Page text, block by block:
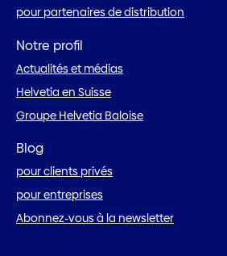
pour partenaires de distribution
Notre profil
Actualités et médias
Helvetia en Suisse
Groupe Helvetia Baloise
Blog
pour clients privés
pour entreprises
Abonnez-vous à la newsletter